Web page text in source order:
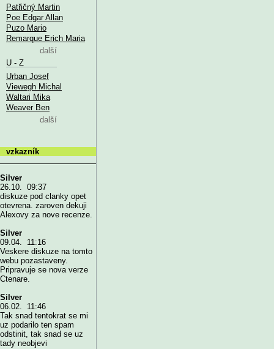
Patřičný Martin
Poe Edgar Allan
Puzo Mario
Remarque Erich Maria
další
U - Z
Urban Josef
Viewegh Michal
Waltari Mika
Weaver Ben
další
vzkazník
Silver
26.10. 09:37
diskuze pod clanky opet
otevrena. zaroven dekuji
Alexovy za nove recenze.
Silver
09.04. 11:16
Veskere diskuze na tomto
webu pozastaveny.
Pripravuje se nova verze
Ctenare.
Silver
06.02. 11:46
Tak snad tentokrat se mi
uz podarilo ten spam
odstinit, tak snad se uz
tady neobjevi